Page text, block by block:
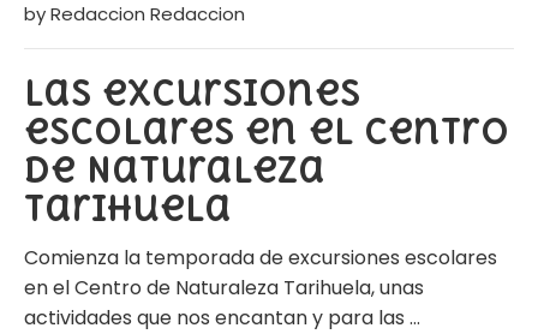
byRedaccion Redaccion
Las excursiones
escolares en el Centro
de Naturaleza
Tarihuela
Comienza la temporada de excursiones escolares
en el Centro de Naturaleza Tarihuela, unas
actividades que nos encantan y para las …